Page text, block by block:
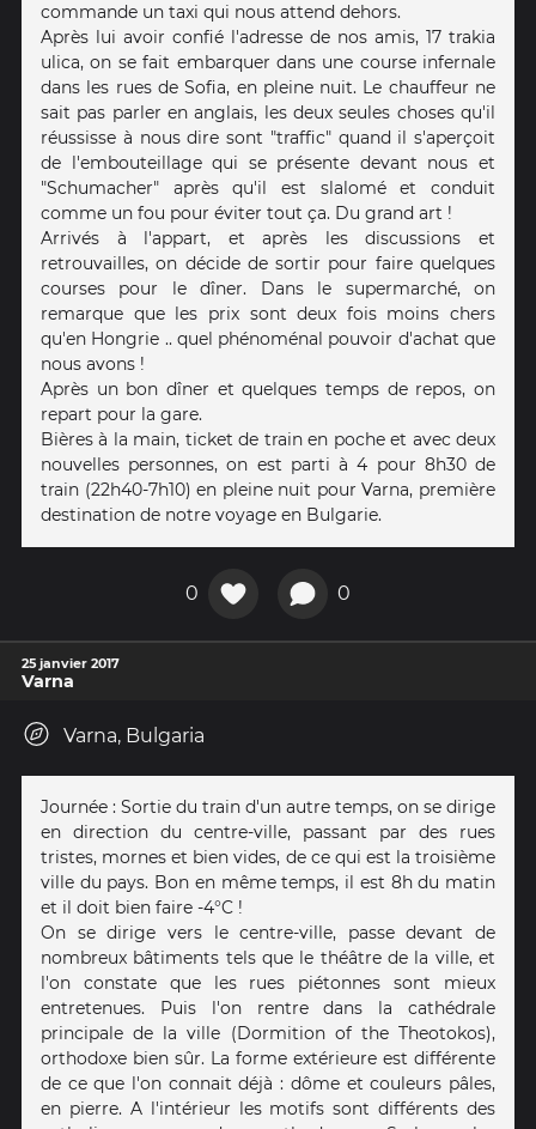
commande un taxi qui nous attend dehors.
Après lui avoir confié l'adresse de nos amis, 17 trakia
ulica, on se fait embarquer dans une course infernale
dans les rues de Sofia, en pleine nuit. Le chauffeur ne
sait pas parler en anglais, les deux seules choses qu'il
réussisse à nous dire sont "traffic" quand il s'aperçoit
de l'embouteillage qui se présente devant nous et
"Schumacher" après qu'il est slalomé et conduit
comme un fou pour éviter tout ça. Du grand art !
Arrivés à l'appart, et après les discussions et
retrouvailles, on décide de sortir pour faire quelques
courses pour le dîner. Dans le supermarché, on
remarque que les prix sont deux fois moins chers
qu'en Hongrie .. quel phénoménal pouvoir d'achat que
nous avons !
Après un bon dîner et quelques temps de repos, on
repart pour la gare.
Bières à la main, ticket de train en poche et avec deux
nouvelles personnes, on est parti à 4 pour 8h30 de
train (22h40-7h10) en pleine nuit pour Varna, première
destination de notre voyage en Bulgarie.
0 0
25 janvier 2017
Varna
Varna, Bulgaria
Journée : Sortie du train d'un autre temps, on se dirige
en direction du centre-ville, passant par des rues
tristes, mornes et bien vides, de ce qui est la troisième
ville du pays. Bon en même temps, il est 8h du matin
et il doit bien faire -4°C !
On se dirige vers le centre-ville, passe devant de
nombreux bâtiments tels que le théâtre de la ville, et
l'on constate que les rues piétonnes sont mieux
entretenues. Puis l'on rentre dans la cathédrale
principale de la ville (Dormition of the Theotokos),
orthodoxe bien sûr. La forme extérieure est différente
de ce que l'on connait déjà : dôme et couleurs pâles,
en pierre. A l'intérieur les motifs sont différents des